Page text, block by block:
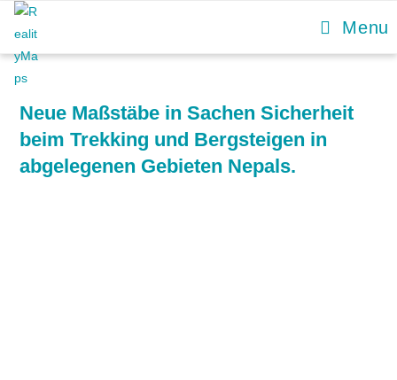
Menu
Neue Maßstäbe in Sachen Sicherheit
beim Trekking und Bergsteigen in
abgelegenen Gebieten Nepals.